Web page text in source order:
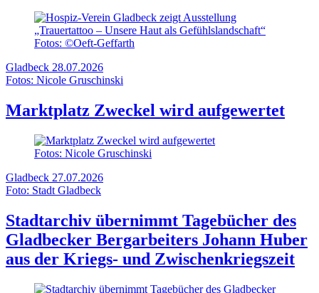
Fotos: ©Oeft-Geffarth
Gladbeck 28.07.2026
Fotos: Nicole Gruschinski
Marktplatz Zweckel wird aufgewertet
Fotos: Nicole Gruschinski
Gladbeck 27.07.2026
Foto: Stadt Gladbeck
Stadtarchiv übernimmt Tagebücher des
Gladbecker Bergarbeiters Johann Huber
aus der Kriegs- und Zwischenkriegszeit